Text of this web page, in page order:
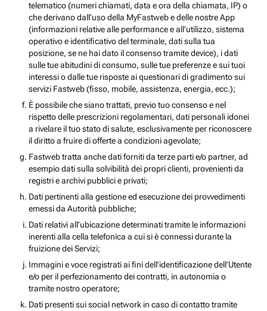
telematico (numeri chiamati, data e ora della chiamata, IP) o
che derivano dall’uso della MyFastweb e delle nostre App
(informazioni relative alle performance e all’utilizzo, sistema
operativo e identificativo del terminale, dati sulla tua
posizione, se ne hai dato il consenso tramite device), i dati
sulle tue abitudini di consumo, sulle tue preferenze e sui tuoi
interessi o dalle tue risposte ai questionari di gradimento sui
servizi Fastweb (fisso, mobile, assistenza, energia, ecc.);
È possibile che siano trattati, previo tuo consenso e nel
rispetto delle prescrizioni regolamentari, dati personali idonei
a rivelare il tuo stato di salute, esclusivamente per riconoscere
il diritto a fruire di offerte a condizioni agevolate;
Fastweb tratta anche dati forniti da terze parti e/o partner, ad
esempio dati sulla solvibilità dei propri clienti, provenienti da
registri e archivi pubblici e privati;
Dati pertinenti alla gestione ed esecuzione dei provvedimenti
emessi da Autorità pubbliche;
Dati relativi all’ubicazione determinati tramite le informazioni
inerenti alla cella telefonica a cui si è connessi durante la
fruizione dei Servizi;
Immagini e voce registrati ai fini dell’identificazione dell’Utente
e/o per il perfezionamento dei contratti, in autonomia o
tramite nostro operatore;
Dati presenti sui social network in caso di contatto tramite